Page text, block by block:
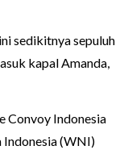
sedikitnya sepuluh
kapal Amanda,
Convoy Indonesia
Indonesia (WNI)